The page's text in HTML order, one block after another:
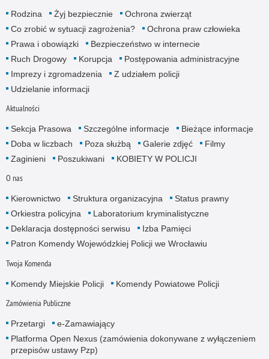
Rodzina Żyj bezpiecznie
Ochrona zwierząt
Co zrobić w sytuacji zagrożenia?
Ochrona praw człowieka
Prawa i obowiązki
Bezpieczeństwo w internecie
Ruch Drogowy
Korupcja
Postępowania administracyjne
Imprezy i zgromadzenia
Z udziałem policji
Udzielanie informacji
Aktualności
Sekcja Prasowa Szczególne informacje
Bieżące informacje
Doba w liczbach
Poza służbą Galerie zdjęć
Filmy
Zaginieni
Poszukiwani KOBIETY W POLICJI
O nas
Kierownictwo Struktura organizacyjna
Status prawny
Orkiestra policyjna
Laboratorium kryminalistyczne
Deklaracja dostępności serwisu
Izba Pamięci
Patron Komendy Wojewódzkiej Policji we Wrocławiu
Twoja Komenda
Komendy Miejskie Policji Komendy Powiatowe Policji
Zamówienia Publiczne
Przetargi
e-Zamawiający
Platforma Open Nexus (zamówienia dokonywane z wyłączeniem
przepisów ustawy Pzp)